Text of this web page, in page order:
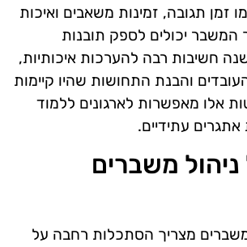
זמן תגובה, זמינות משאבים ואיכות
יכולים לספק תובנות
חשיבות רבה להערכות איכותיות,
והבנת התחושות שהיו קיימות
אלו מאפשרות לארגונים ללמוד
עתידיים.
משברים
מצריך הסתכלות רחבה על